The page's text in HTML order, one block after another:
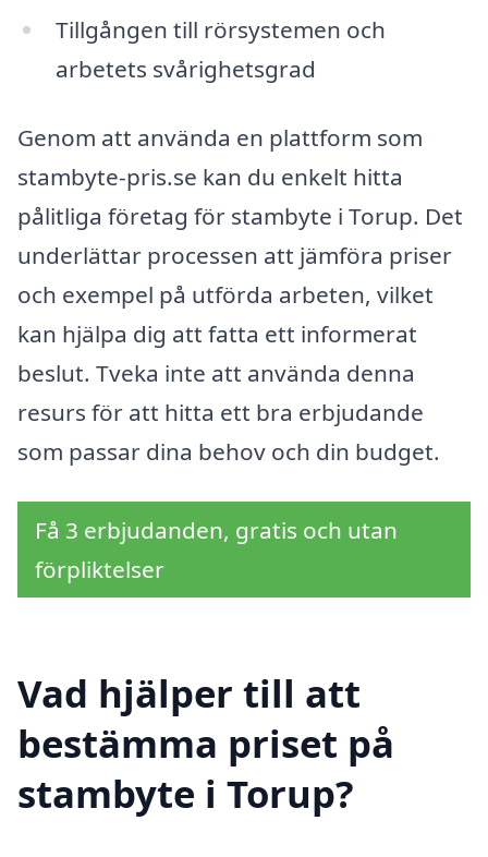
Tillgången till rörsystemen och
arbetets svårighetsgrad
Genom att använda en plattform som
stambyte-pris.se kan du enkelt hitta
pålitliga företag för stambyte i Torup. Det
underlättar processen att jämföra priser
och exempel på utförda arbeten, vilket
kan hjälpa dig att fatta ett informerat
beslut. Tveka inte att använda denna
resurs för att hitta ett bra erbjudande
som passar dina behov och din budget.
Få 3 erbjudanden, gratis och utan
förpliktelser
Vad hjälper till att
bestämma priset på
stambyte i Torup?